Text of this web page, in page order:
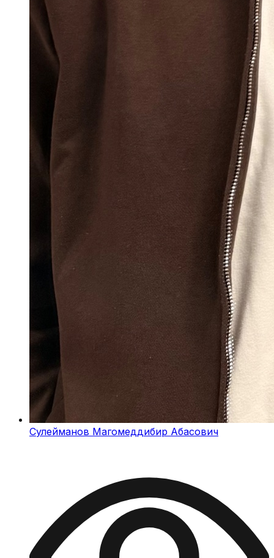
Сулейманов Магомеддибир Абасович